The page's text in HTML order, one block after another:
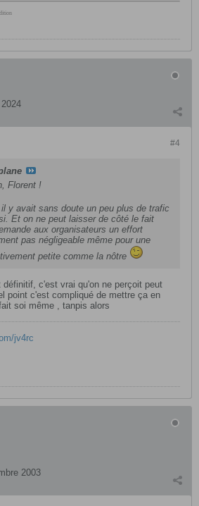
#4
Florent !
y avait sans doute un peu plus de trafic
Et on ne peut laisser de côté le fait
aux organisateurs un effort
pas négligeable même pour une
petite comme la nôtre
c'est vrai qu'on ne perçoit peut
point c'est compliqué de mettre ça en
soi même , tanpis alors
jv4rc​
2003